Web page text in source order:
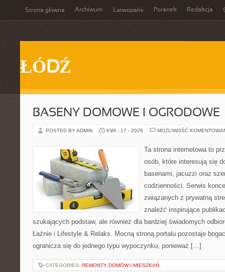
Strona główna Archiwum Łatwopalni Poranek Redakcja
ŁÓDŹ
BASENY DOMOWE I OGRODOWE
POSTED BY ADMIN KWI - 17 - 2026 MOŻLIWOŚĆ
Ta strona internetowa to
osób, które interesują się
basenami, jacuzzi oraz
codzienności. Serwis
związanych z prywatną
znaleźć inspirujące
szukających podstaw, ale również dla bardziej świadomych
Łaźnie i Lifestyle & Relaks. Mocną stroną portalu pozostaje
ogranicza się do jednego typu wypoczynku, ponieważ […]
CATEGORIES: REMONTY DOMÓW I MIESZKAŃ